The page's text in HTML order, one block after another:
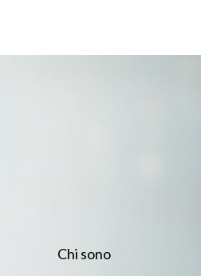
Chi sono